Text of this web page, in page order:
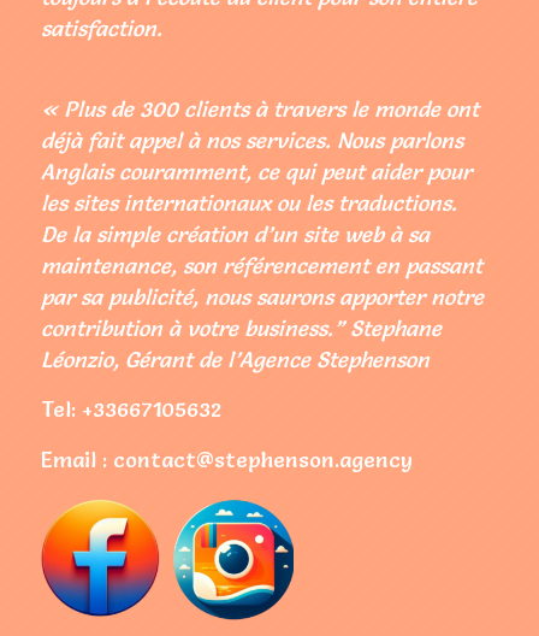
satisfaction.
« Plus de 300 clients à travers le monde ont
déjà fait appel à nos services. Nous parlons
Anglais couramment, ce qui peut aider pour
les sites internationaux ou les traductions.
De la simple création d’un site web à sa
maintenance, son référencement en passant
par sa publicité, nous saurons apporter notre
contribution à votre business.” Stephane
Léonzio, Gérant de l’Agence Stephenson
Tel: +33667105632
Email : contact@stephenson.agency